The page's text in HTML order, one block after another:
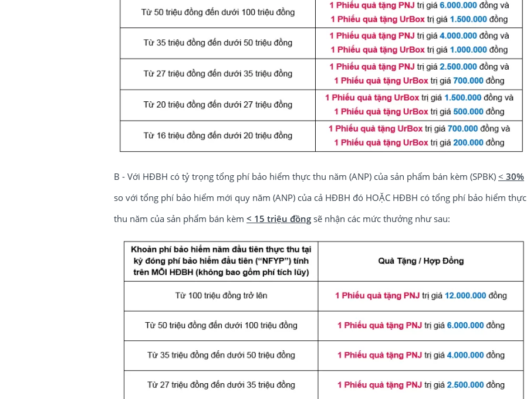
B - Với HĐBH có tỷ trọng tổng phí bảo hiểm thực thu năm (ANP) của sản phẩm bán kèm (SPBK) < 30%
so với tổng phí bảo hiểm mới quy năm (ANP) của cả HĐBH đó HOẶC HĐBH có tổng phí bảo hiểm thực
thu năm của sản phẩm bán kèm < 15 triệu đồng sẽ nhận các mức thưởng như sau: